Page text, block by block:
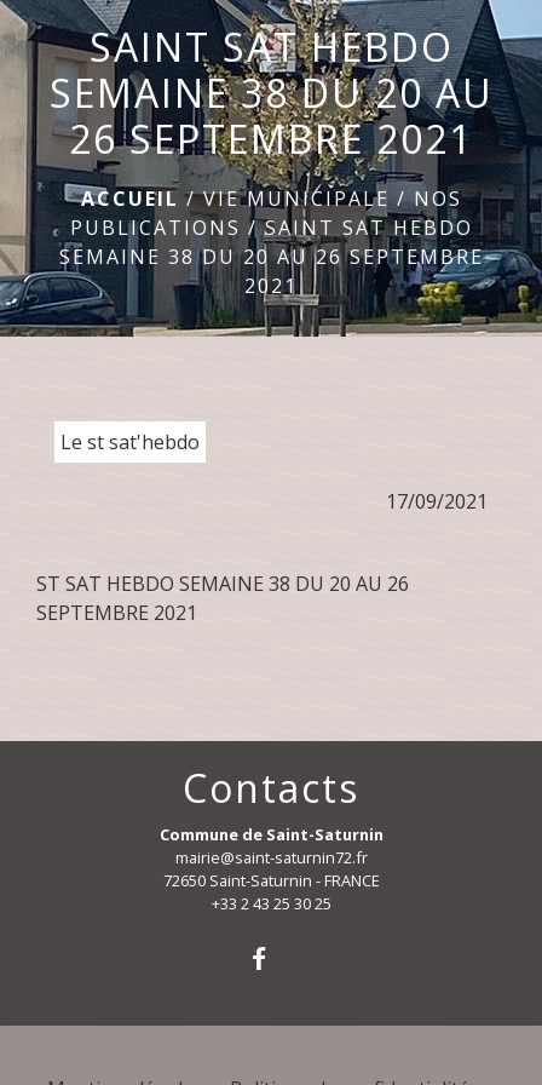
menu
SAINT SAT HEBDO
SEMAINE 38 DU 20 AU
26 SEPTEMBRE 2021
ACCUEIL/VIE MUNICIPALE /NOS
PUBLICATIONS /SAINT SAT HEBDO
SEMAINE 38 DU 20 AU 26 SEPTEMBRE
2021
Le st sat'hebdo
17/09/2021
ST SAT HEBDO SEMAINE 38 DU 20 AU 26
SEPTEMBRE 2021
Contacts
Commune de Saint-Saturnin
mairie@saint-saturnin72.fr
72650 Saint-Saturnin - FRANCE
+33 2 43 25 30 25